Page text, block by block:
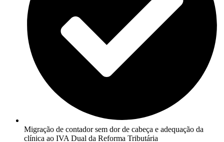
Migração de contador sem dor de cabeça e adequação da
clínica ao IVA Dual da Reforma Tributária